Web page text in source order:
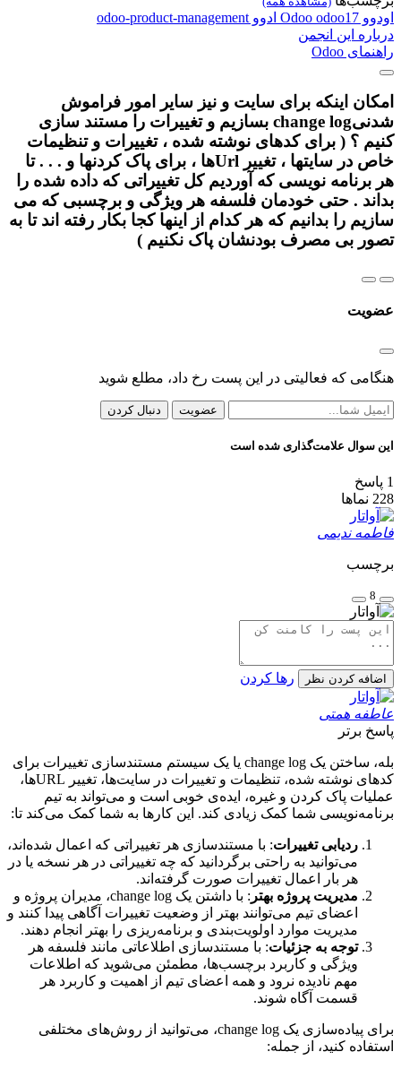
اودوو Odoo odoo17 ادوو odoo-product-management
درباره این انجمن
راهنمای Odoo
امکان اینکه برای سایت و نیز سایر امور فراموش
شدنیchange log بسازیم و تغییرات را مستند سازی
کنیم ؟ ( برای کدهای نوشته شده ، تغییرات و تنظیمات
خاص در سایتها ، تغییر Urlها ، برای پاک کردنها و . . . تا
هر برنامه نویسی که آوردیم کل تغییراتی که داده شده را
بداند . حتی خودمان فلسفه هر ویژگی و برچسبی که می
سازیم را بدانیم که هر کدام از اینها کجا بکار رفته اند تا به
تصور بی مصرف بودنشان پاک نکنیم )
عضویت
هنگامی که فعالیتی در این پست رخ داد، مطلع شوید
عضویت دنبال کردن
این سوال علامت‌گذاری شده است
1 پاسخ
228 نماها
فاطمه ندیمی
برچسب
8
اضافه کردن نظر رها کردن
عاطفه همتی
پاسخ برتر
بله، ساختن یک change log یا یک سیستم مستندسازی تغییرات برای
کدهای نوشته شده، تنظیمات و تغییرات در سایت‌ها، تغییر URLها،
عملیات پاک کردن و غیره، ایده‌ی خوبی است و می‌تواند به تیم
برنامه‌نویسی شما کمک زیادی کند. این کارها به شما کمک می‌کند تا:
ردیابی تغییرات: با مستندسازی هر تغییراتی که اعمال شده‌اند،
می‌توانید به راحتی برگردانید که چه تغییراتی در هر نسخه یا در
هر بار اعمال تغییرات صورت گرفته‌اند.
مدیریت پروژه بهتر
: با داشتن یک change log، مدیران پروژه و
اعضای تیم می‌توانند بهتر از وضعیت تغییرات آگاهی پیدا کنند و
مدیریت موارد اولویت‌بندی و برنامه‌ریزی را بهتر انجام دهند.
توجه به جزئیات: با مستندسازی اطلاعاتی مانند فلسفه هر
ویژگی و کاربرد برچسب‌ها، مطمئن می‌شوید که اطلاعات
مهم نادیده نرود و همه اعضای تیم از اهمیت و کاربرد هر
قسمت آگاه شوند.
برای پیاده‌سازی یک change log، می‌توانید از روش‌های مختلفی
استفاده کنید، از جمله: